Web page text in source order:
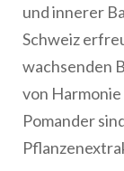
und innerer
Schweiz
wachsenden
von
Pomander